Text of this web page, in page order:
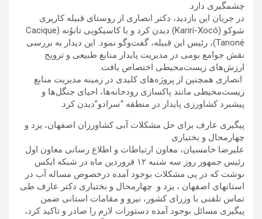
چشمگیری دارد.
در جریان این بازدید، دکتر انصاری از روستای قبیله کاریری
شوکو (Karirí-Xocó) دیدن کرد و با کاسیکویی تانوُنه (Cacique
Tanoné)، رئیس این قبیله، گفت‌وگو نمود. این دیدار به بررسی
نقش جوامع بومی در مدیریت پایدار منابع طبیعی و ترویج
ارزش‌های زیست‌محیطی اختصاص یافت.
انصاری همچنین از پروژه‌های کلیدی در زمینه مدیریت منابع
زیست‌محیطی مانند پاکسازی رودخانه‌ها، احیای جنگل‌ها و
پیشبرد کشاورزی پایدار در منطقه “سرادو”دیدن کرد.
پیگیری عارف برای حل مشکلات آبی کشاورزان اصفهان، یزد و
چهارمحال و بختیاری
علیرضا خامسیان، معاون ارتباطات و اطلاع رسانی معاون اول
رئیس جمهور روز سه شنبه ۱۲ فروردین ماه در شبکه ایکس
نوشت که در پی مشکلات بوجود آمده درخصوص مساله آب در
استانهای اصفهان ، یزد و چهارمحال و بختیاری دکتر عارف طی
تماس تلفنی با وزرای کشور، نیرو و مقامات استانی ضمن
پیگیری مسائل بوجود آمده دستورات لازم را صادر و تاکید کرد،